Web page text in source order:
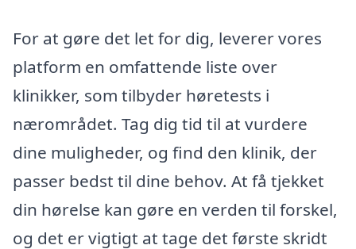
For at gøre det let for dig, leverer vores
platform en omfattende liste over
klinikker, som tilbyder høretests i
nærområdet. Tag dig tid til at vurdere
dine muligheder, og find den klinik, der
passer bedst til dine behov. At få tjekket
din hørelse kan gøre en verden til forskel,
og det er vigtigt at tage det første skridt